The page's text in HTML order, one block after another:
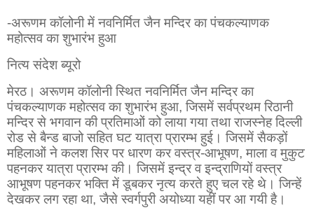
-अरूणम कॉलोनी में नवनिर्मित जैन मन्दिर का पंचकल्याणक
महोत्सव का शुभारंभ हुआ
नित्य संदेश ब्यूरो
मेरठ। अरूणम कॉलोनी स्थित नवनिर्मित जैन मन्दिर का
पंचकल्याणक महोत्सव का शुभारंभ हुआ, जिसमें सर्वप्रथम रिठानी
मन्दिर से भगवान की प्रतिमाओं को लाया गया तथा राजस्नेह दिल्ली
रोड से बैन्ड बाजो सहित घट यात्रा प्रारम्भ हुई। जिसमें सैकड़ों
महिलाओं ने कलश सिर पर धारण कर वस्त्र-आभूषण, माला व मुकुट
पहनकर यात्रा प्रारम्भ की। जिसमें इन्द्र व इन्द्राणियों वस्त्र
आभूषण पहनकर भक्ति में डूबकर नृत्य करते हुए चल रहे थे। जिन्हें
देखकर लग रहा था, जैसे स्वर्गपुरी अयोध्या यहीं पर आ गयी है।